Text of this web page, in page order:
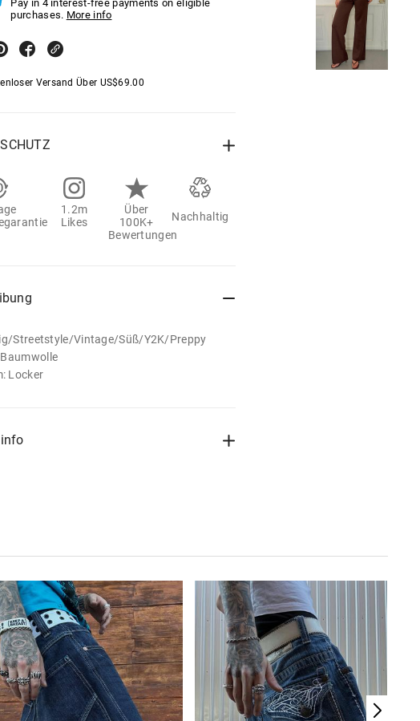
Pay in 4 interest-free payments on eligible
purchases. More info
Versand Über US$69.00
1.2m
Likes
Über
100K+
Bewertungen
Nachhaltig
Streetstyle/Vintage/Süß/Y2K/Preppy
Locker